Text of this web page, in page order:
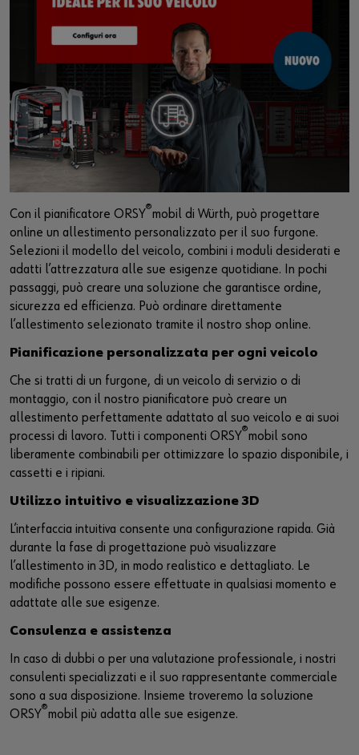
Con il pianificatore ORSY®mobil di Würth, può progettare
online un allestimento personalizzato per il suo furgone.
Selezioni il modello del veicolo, combini i moduli desiderati e
adatti l’attrezzatura alle sue esigenze quotidiane. In pochi
passaggi, può creare una soluzione che garantisce ordine,
sicurezza ed efficienza. Può ordinare direttamente
l’allestimento selezionato tramite il nostro shop online.
Pianificazione personalizzata per ogni veicolo
Che si tratti di un furgone, di un veicolo di servizio o di
montaggio, con il nostro pianificatore può creare un
allestimento perfettamente adattato al suo veicolo e ai suoi
processi di lavoro. Tutti i componenti ORSY®mobil sono
liberamente combinabili per ottimizzare lo spazio disponibile, i
cassetti e i ripiani.
Utilizzo intuitivo e visualizzazione 3D
L’interfaccia intuitiva consente una configurazione rapida. Già
durante la fase di progettazione può visualizzare
l’allestimento in 3D, in modo realistico e dettagliato. Le
modifiche possono essere effettuate in qualsiasi momento e
adattate alle sue esigenze.
Consulenza e assistenza
In caso di dubbi o per una valutazione professionale, i nostri
consulenti specializzati e il suo rappresentante commerciale
sono a sua disposizione. Insieme troveremo la soluzione
ORSY®mobil più adatta alle sue esigenze.